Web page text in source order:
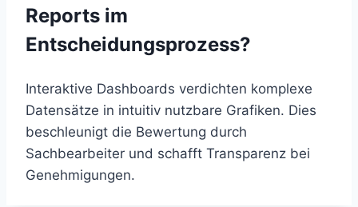
Reports im
Entscheidungsprozess?
Interaktive Dashboards verdichten komplexe
Datensätze in intuitiv nutzbare Grafiken. Dies
beschleunigt die Bewertung durch
Sachbearbeiter und schafft Transparenz bei
Genehmigungen.